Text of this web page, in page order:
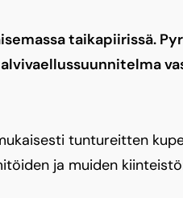
taikapiirissä.
tuntureitten
ja muiden